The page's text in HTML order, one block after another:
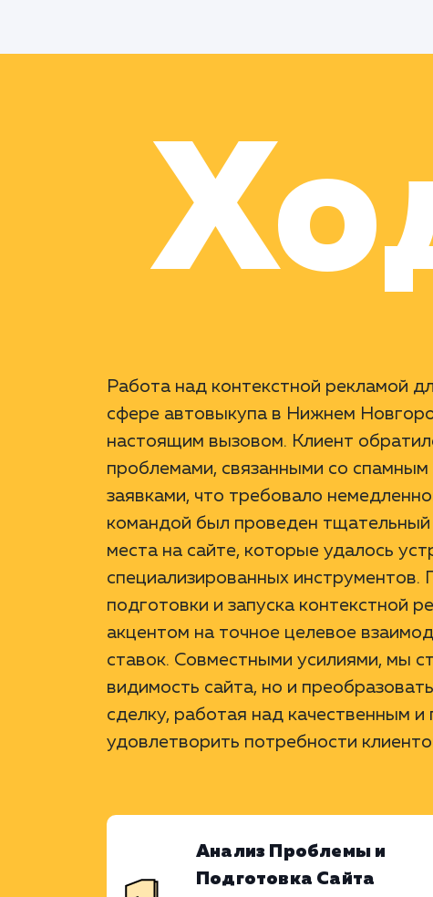
Работа над контекстной рекламой
сфере автовыкупа в Нижнем
настоящим вызовом. Клиент
проблемами, связанными со
заявками, что требовало
командой был проведен
места на сайте, которые удалось
специализированных инструментов.
подготовки и запуска контекстной
акцентом на точное целевое
ставок. Совместными усилиями, мы
видимость сайта, но и
сделку, работая над качественным
удовлетворить потребности
Анализ Проблемы и
Подготовка Сайта